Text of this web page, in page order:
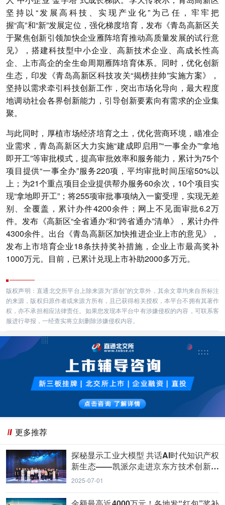
坚持以“发展高科技、实现产业化”为己任，牢牢把
握“高”和“新”发展定位，强化梯度培育，发布《青岛高新区关
于聚焦创新引领加快企业雁阵培育推动高质量发展的试行意
见》，搭建科技型中小企业、高新技术企业、高成长性高
企、上市高企的全生命周期雁阵培育体系。同时，优化创新
生态，印发《青岛高新区科技攻关“揭榜挂帅”实施方案》，
坚持以需求牵引科技创新工作，突出市场化导向，最大程度
地调动社会各界创新能力，引导创新要素向有需求的企业集
聚。
与此同时，厚植市场经济培育之土，优化营商环境，瞄准企
业需求，青岛高新区大力实施“建成即启用”“一事全办”“拿地
即开工”等审批模式，提高审批效率和服务能力，累计为75个
项目提供“一事全办”服务220项，平均审批时间压缩50%以
上；为21个重点项目企业提供帮办服务60余次，10个项目实
现“拿地即开工”；将255项审批事项纳入一窗受理，实现无差
别、全覆盖，累计办件4200余件；网上不见面审批6.2万
件。发布《高新区“全省通办”和“跨省通办”清单》，累计办件
4300余件。出台《青岛高新区加快推进企业上市的意见》，
发布上市培育企业18条扶持奖补措施，企业上市最高奖补
1000万元。目前，已累计兑现上市补助2000多万元。
版权声明：直通北交所平台上除来源为“原创”的文章外，其余文章均来自所标注
的来源，版权归原作者或来源方所有，且已获得相关授权，本平台不拥有其著作
权，亦不承担相应法律责任。如果您发现本平台中有涉嫌侵权的内容，可联系客
服进行举报，一经查实将立刻删除涉嫌侵权内容。
更多推荐
探秘显示工业大模型 共话AI时代知识产权
新生态——凯派尔走进京东方技术创新中
心
2025-07-01